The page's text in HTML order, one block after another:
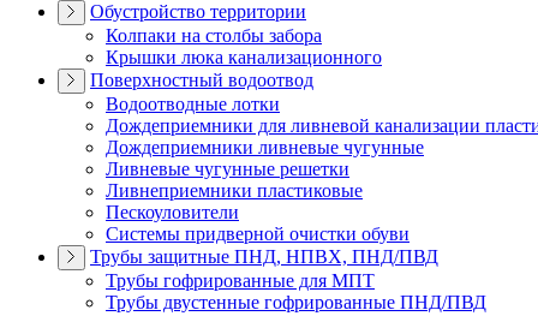
Обустройство территории
Колпаки на столбы забора
Крышки люка канализационного
Поверхностный водоотвод
Водоотводные лотки
Дождеприемники для ливневой канализации
Дождеприемники ливневые чугунные
Ливневые чугунные решетки
Ливнеприемники пластиковые
Пескоуловители
Системы придверной очистки обуви
Трубы защитные ПНД, НПВХ, ПНД/ПВД
Трубы гофрированные для МПТ
Трубы двустенные гофрированные ПНД/ПВД